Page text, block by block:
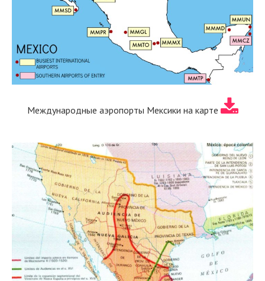
Международные аэропорты Мексики на карте